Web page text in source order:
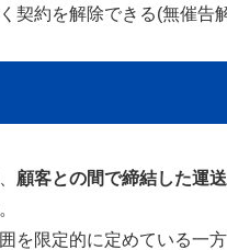
約を解除できる(無催告
顧客との間で締結した運
限定的に定めている一